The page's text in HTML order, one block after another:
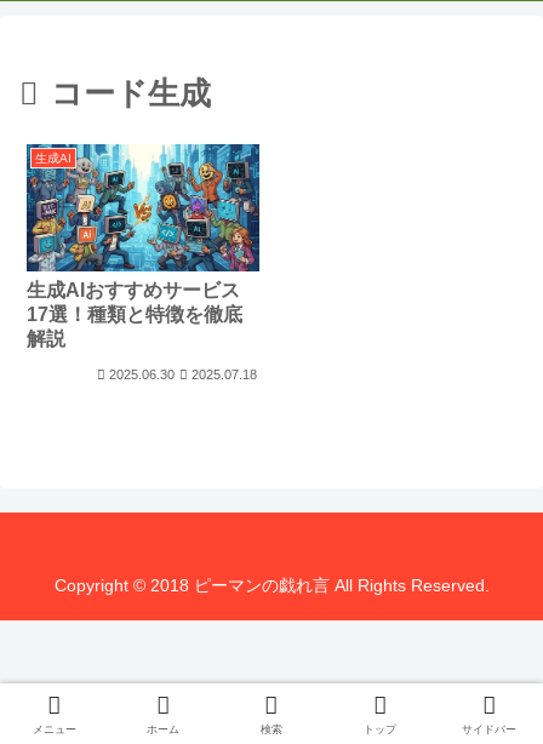
コード生成
生成AI
生成AIおすすめサービス
17選！種類と特徴を徹底
解説
2025.06.30 2025.07.18
Copyright © 2018 ピーマンの戯れ言 All Rights Reserved.
メニュー ホーム 検索 トップ サイドバー